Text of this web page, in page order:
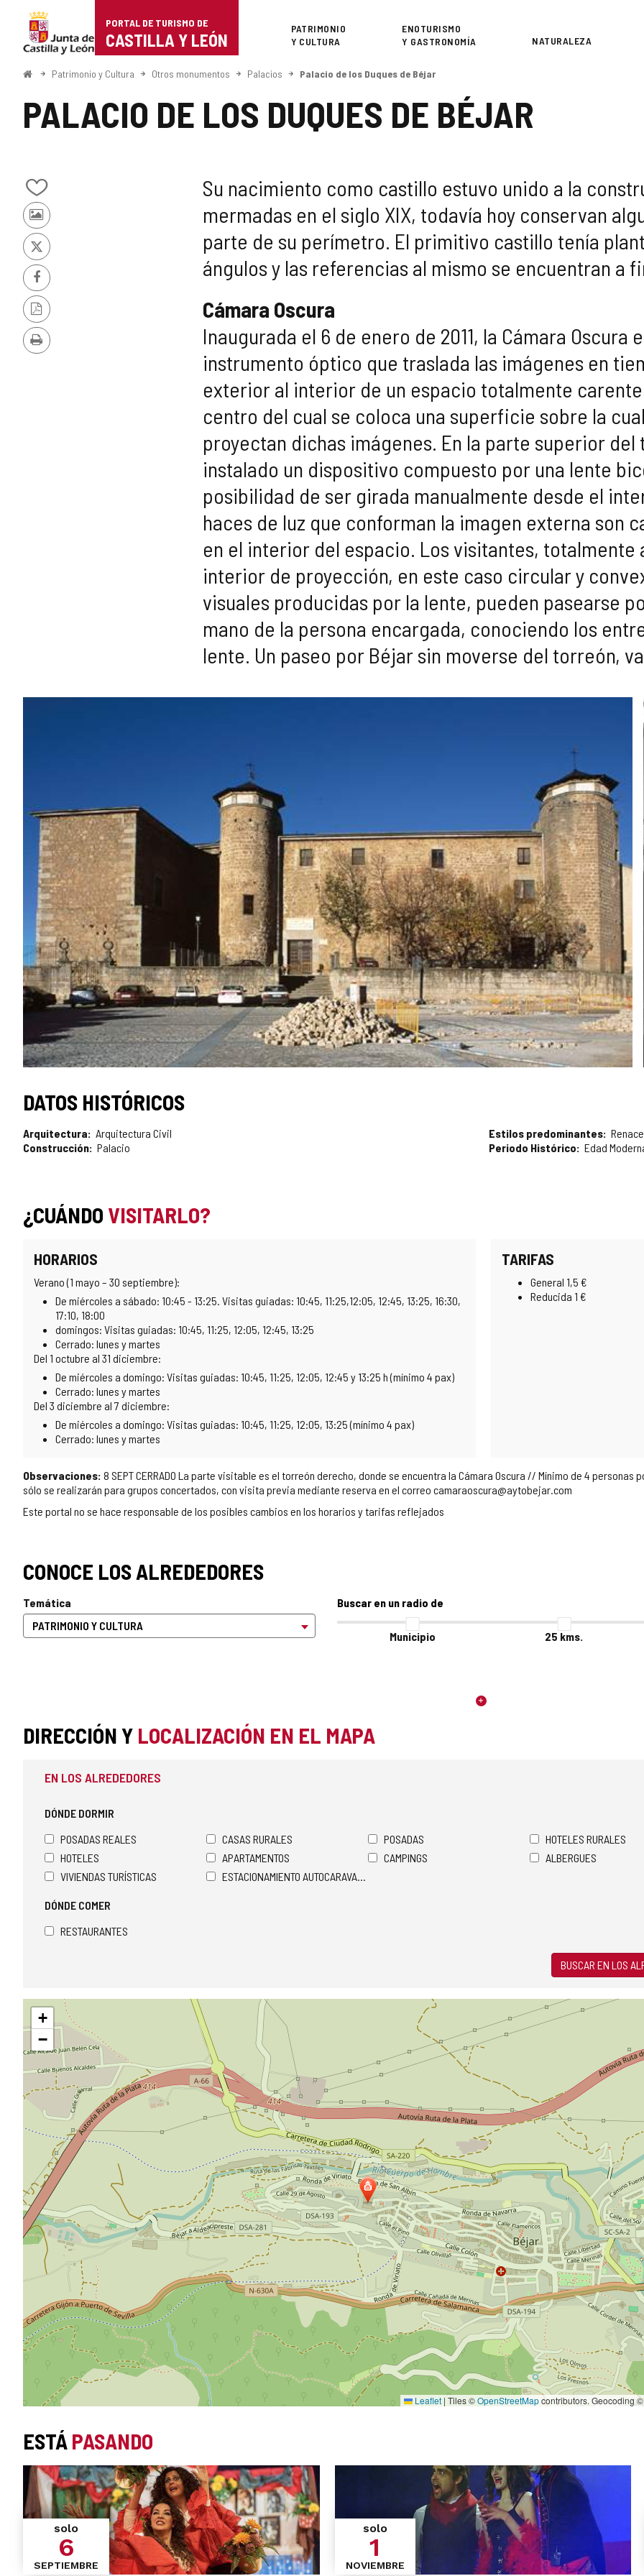
Portal
de
Turismo
de
Castilla
León
PORTAL DE TURISMO DE
CASTILLA Y LEÓN
Superior
PATRIMONIO
Y CULTURA
ENOTURISMO
Y GASTRONOMÍA
NATURALEZA
InicioPatrimonio y Cultura Otros monumentos Palacios Palacio de los Duques de Béjar
PALACIO DE LOS DUQUES DE BÉJAR
Añadir/quitar
de
mis
cuadernos
Fotos
de
otros
turistas
X
Facebook
Versión
PDF
Imprimir
Su nacimiento como castillo estuvo unido a la
mermadas en el siglo XIX, todavía hoy conservan
parte de su perímetro. El primitivo castillo tenía
ángulos y las referencias al mismo se encuentran a
Cámara Oscura
Inaugurada el 6 de enero de 2011, la Cámara Oscura
instrumento óptico que traslada las imágenes en
exterior al interior de un espacio totalmente
centro del cual se coloca una superficie sobre la
proyectan dichas imágenes. En la parte superior del
instalado un dispositivo compuesto por una lente
posibilidad de ser girada manualmente desde el
haces de luz que conforman la imagen externa son
en el interior del espacio. Los visitantes,
interior de proyección, en este caso circular y
visuales producidas por la lente, pueden pasearse
mano de la persona encargada, conociendo los
lente. Un paseo por Béjar sin moverse del torreón,
DATOS HISTÓRICOS
Arquitectura
Arquitectura Civil
Construcción Palacio
Estilos predominantes
Periodo Histórico
Edad
¿CUÁNDO VISITARLO?
HORARIOS
Verano (1 mayo – 30 septiembre):
De miércoles a sábado: 10:45 - 13:25. Visitas guiadas: 10:45, 11:25,12:05, 12:45, 13:25, 16:30,
17:10, 18:00
domingos: Visitas guiadas: 10:45, 11:25, 12:05, 12:45, 13:25
Cerrado: lunes y martes
Del 1 octubre al 31 diciembre:
De miércoles a domingo: Visitas guiadas: 10:45, 11:25, 12:05, 12:45 y 13:25 h (mínimo 4 pax)
Cerrado: lunes y martes
Del 3 diciembre al 7 diciembre:
De miércoles a domingo: Visitas guiadas: 10:45, 11:25, 12:05, 13:25 (mínimo 4 pax)
Cerrado: lunes y martes
TARIFAS
General 1,5 €
Reducida 1 €
Observaciones: 8 SEPT CERRADO La parte visitable es el torreón derecho, donde se encuentra la Cámara Oscura // Mínimo de 4
sólo se realizarán para grupos concertados, con visita previa mediante reserva en el correo camaraoscura@aytobejar.com
Este portal no se hace responsable de los posibles cambios en los horarios y tarifas reflejados
CONOCE LOS ALREDEDORES
Temática Buscar en un radio de
Municipio 25 kms.
DIRECCIÓN Y LOCALIZACIÓN EN EL MAPA
EN LOS ALREDEDORES
DÓNDE DORMIR
POSADAS REALES
CASAS RURALES POSADAS
HOTELES RURALES
HOTELES
APARTAMENTOS CAMPINGS
ALBERGUES
VIVIENDAS TURÍSTICAS
ESTACIONAMIENTO AUTOCARAVANAS
DÓNDE COMER
RESTAURANTES
BUSCAR EN LOS
Saltar
mapa
+
−
Leaflet | Tiles ©OpenStreetMapcontributors. Geocoding
ESTÁPASANDO
solo
6
SEPTIEMBRE
solo
1
NOVIEMBRE